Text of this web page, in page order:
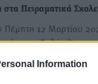
Information
στα Πειραματικά
Πέμπτη 12 Μαρτίου
η υποβολή